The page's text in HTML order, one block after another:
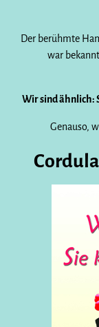
Der berühmte
war
Wir sind ähnlich:
Genauso,